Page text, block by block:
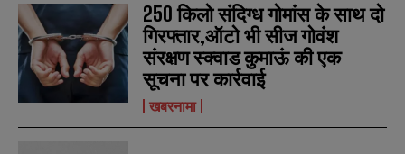
250 किलो संदिग्ध गोमांस के साथ दो
गिरफ्तार,ऑटो भी सीज गोवंश
संरक्षण स्क्वाड कुमाऊं की एक
सूचना पर कार्रवाई
खबरनामा